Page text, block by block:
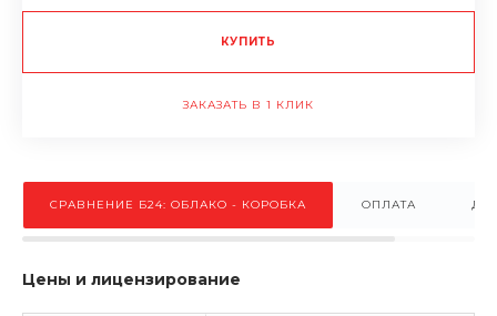
КУПИТЬ
ЗАКАЗАТЬ В 1 КЛИК
СРАВНЕНИЕ Б24: ОБЛАКО - КОРОБКА ОПЛАТА
Цены и лицензирование